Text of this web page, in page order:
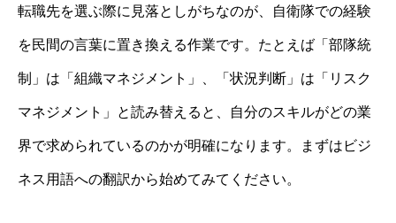
転職先を選ぶ際に見落としがちなのが、自衛隊での経験
を民間の言葉に置き換える作業です。たとえば「部隊統
制」は「組織マネジメント」、「状況判断」は「リスク
マネジメント」と読み替えると、自分のスキルがどの業
界で求められているのかが明確になります。まずはビジ
ネス用語への翻訳から始めてみてください。